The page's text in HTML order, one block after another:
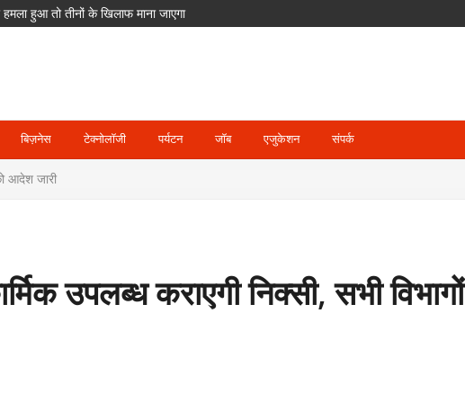
POCSO के तहत आरोपी गिरफ्तार
दिग्गज खिलाड़ियों का भी साथ
बिज़नेस टेक्नोलॉजी पर्यटन जॉब एजुकेशन संपर्क
आदेश जारी
उपलब्ध कराएगी निक्सी, सभी विभागों